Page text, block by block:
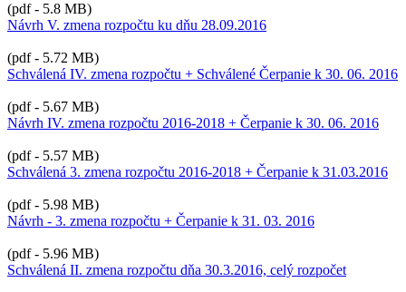
(pdf - 5.8 MB)
Návrh V. zmena rozpočtu ku dňu 28.09.2016
(pdf - 5.72 MB)
Schválená IV. zmena rozpočtu + Schválené Čerpanie k 30. 06. 2016
(pdf - 5.67 MB)
Návrh IV. zmena rozpočtu 2016-2018 + Čerpanie k 30. 06. 2016
(pdf - 5.57 MB)
Schválená 3. zmena rozpočtu 2016-2018 + Čerpanie k 31.03.2016
(pdf - 5.98 MB)
Návrh - 3. zmena rozpočtu + Čerpanie k 31. 03. 2016
(pdf - 5.96 MB)
Schválená II. zmena rozpočtu dňa 30.3.2016, celý rozpočet